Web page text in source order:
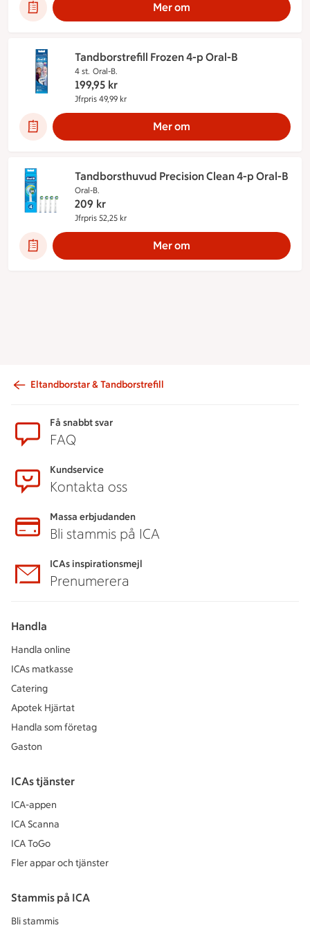
Mer om
Tandborstrefill Frozen 4-p Oral-B
4 st. Oral-B.
199,95 kr
Jfrpris 49,99 kr
Mer om
Tandborsthuvud Precision Clean 4-p Oral-B
Oral-B.
209 kr
Jfrpris 52,25 kr
Mer om
Eltandborstar & Tandborstrefill
Få snabbt svar
FAQ
Kundservice
Kontakta oss
Massa erbjudanden
Bli stammis på ICA
ICAs inspirationsmejl
Prenumerera
Handla
Handla online
ICAs matkasse
Catering
Apotek Hjärtat
Handla som företag
Gaston
ICAs tjänster
ICA-appen
ICA Scanna
ICA ToGo
Fler appar och tjänster
Stammis på ICA
Bli stammis